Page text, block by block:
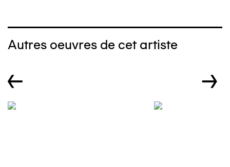
Autres oeuvres de cet artiste
← →